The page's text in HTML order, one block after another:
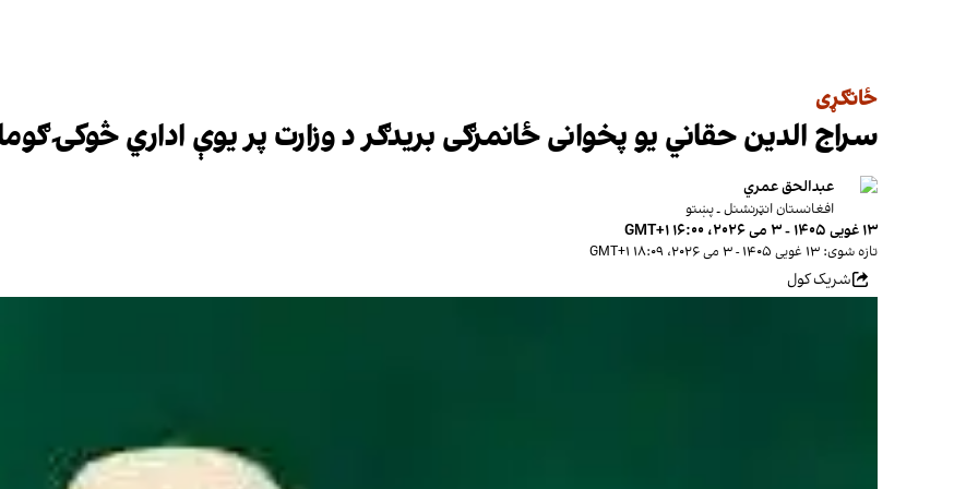
ځانګړی
سراج الدین حقاني یو پخوانی ځانمرګی بریدګر د وزارت پر یوې اداري څوکۍ
عبدالحق عمري
افغانستان انټرنشنل ـ پښتو
۱۳ غویی ۱۴۰۵ - ۳ می ۲۰۲۶، ۱۶:۰۰ GMT+۱
تازه شوی: ۱۳ غویی ۱۴۰۵ - ۳ می ۲۰۲۶، ۱۸:۰۹ GMT+۱
شریک کول